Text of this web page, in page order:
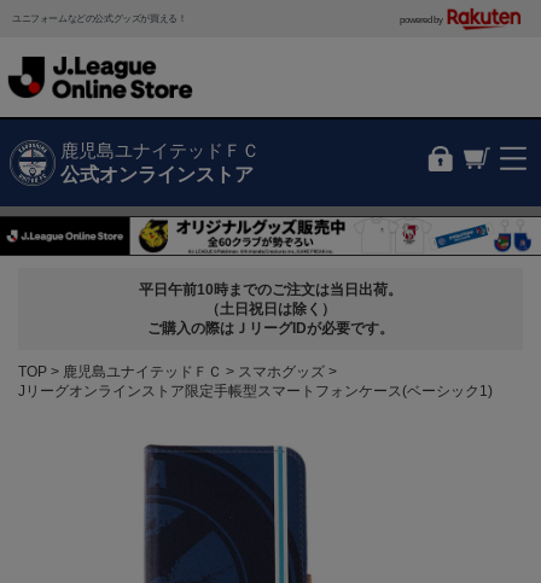
ユニフォームなどの公式グッズが買える！ powered by
鹿児島ユナイテッドＦＣ
公式オンラインストア
平日午前10時までのご注文は当日出荷。
（土日祝日は除く）
ご購入の際はＪリーグIDが必要です。
TOP 鹿児島ユナイテッドＦＣ
スマホグッズ
Jリーグオンラインストア限定手帳型スマートフォンケース(ベーシック1)